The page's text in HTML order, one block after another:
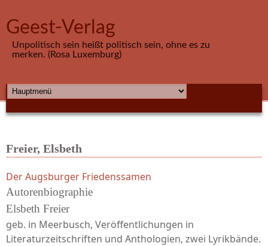
Geest-Verlag
Unpolitisch sein heißt politisch sein, ohne es zu
merken. (Rosa Luxemburg)
HAUPTMENÜ
Freier, Elsbeth
Der Augsburger Friedenssamen
Autorenbiographie
Elsbeth Freier
geb. in Meerbusch, Veröffentlichungen in
Literaturzeitschriften und Anthologien, zwei Lyrikbände.